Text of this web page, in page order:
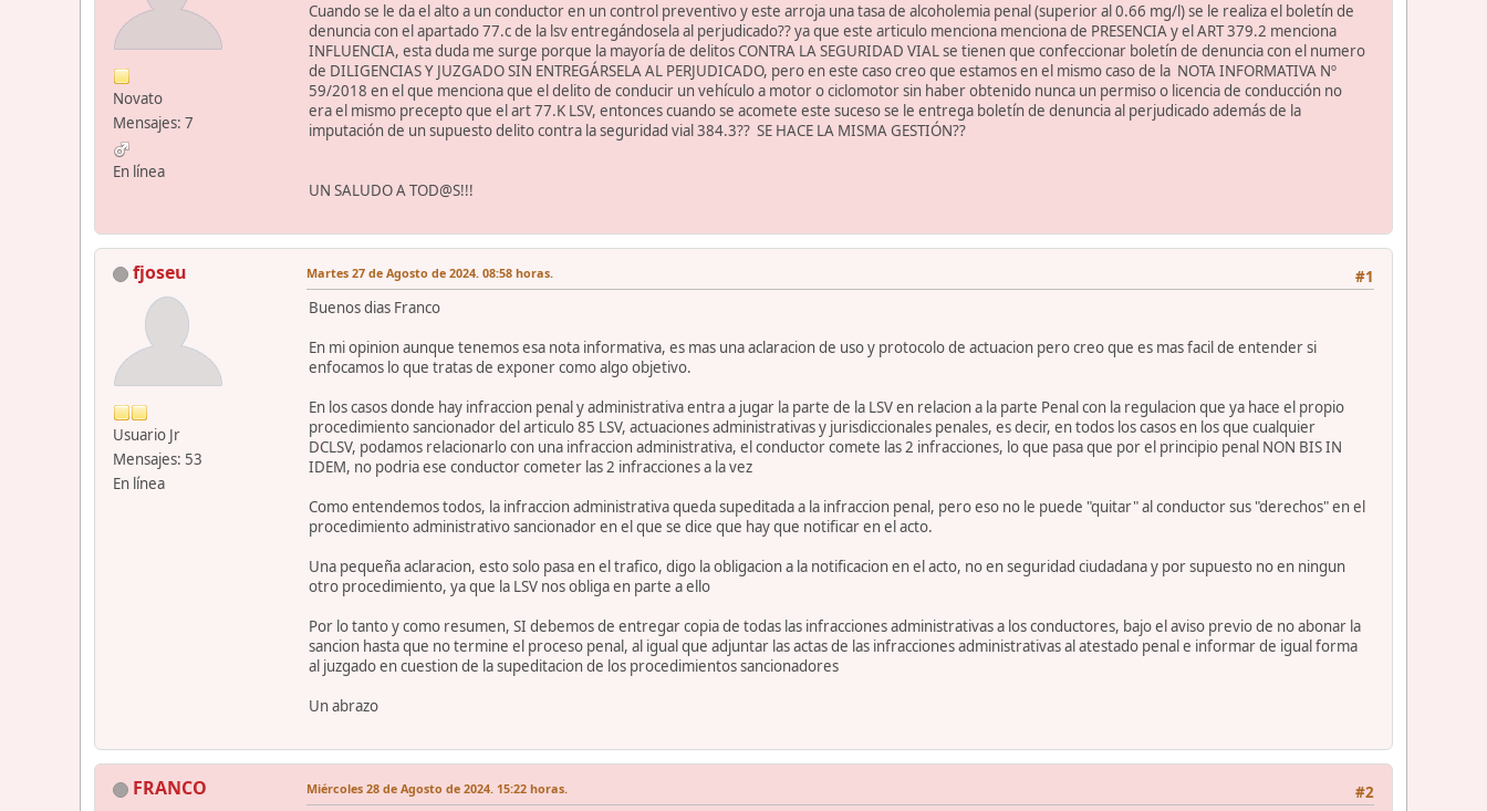
Novato
Mensajes: 7
En línea
Cuando se le da el alto a un conductor en un control preventivo y este arroja una tasa de alcoholemia penal (superior al 0.66 mg/l) se le realiza el boletín de
denuncia con el apartado 77.c de la lsv entregándosela al perjudicado?? ya que este articulo menciona menciona de PRESENCIA y el ART 379.2 menciona
INFLUENCIA, esta duda me surge porque la mayoría de delitos CONTRA LA SEGURIDAD VIAL se tienen que confeccionar boletín de denuncia con el numero
de DILIGENCIAS Y JUZGADO SIN ENTREGÁRSELA AL PERJUDICADO, pero en este caso creo que estamos en el mismo caso de la NOTA INFORMATIVA Nº
59/2018 en el que menciona que el delito de conducir un vehículo a motor o ciclomotor sin haber obtenido nunca un permiso o licencia de conducción no
era el mismo precepto que el art 77.K LSV, entonces cuando se acomete este suceso se le entrega boletín de denuncia al perjudicado además de la
imputación de un supuesto delito contra la seguridad vial 384.3?? SE HACE LA MISMA GESTIÓN??
UN SALUDO A TOD@S!!!
fjoseu
Usuario Jr
Mensajes: 53
En línea
#1
Martes 27 de Agosto de 2024. 08:58 horas.
Buenos dias Franco
En mi opinion aunque tenemos esa nota informativa, es mas una aclaracion de uso y protocolo de actuacion pero creo que es mas facil de entender si
enfocamos lo que tratas de exponer como algo objetivo.
En los casos donde hay infraccion penal y administrativa entra a jugar la parte de la LSV en relacion a la parte Penal con la regulacion que ya hace el propio
procedimiento sancionador del articulo 85 LSV, actuaciones administrativas y jurisdiccionales penales, es decir, en todos los casos en los que cualquier
DCLSV, podamos relacionarlo con una infraccion administrativa, el conductor comete las 2 infracciones, lo que pasa que por el principio penal NON BIS IN
IDEM, no podria ese conductor cometer las 2 infracciones a la vez
Como entendemos todos, la infraccion administrativa queda supeditada a la infraccion penal, pero eso no le puede "quitar" al conductor sus "derechos" en el
procedimiento administrativo sancionador en el que se dice que hay que notificar en el acto.
Una pequeña aclaracion, esto solo pasa en el trafico, digo la obligacion a la notificacion en el acto, no en seguridad ciudadana y por supuesto no en ningun
otro procedimiento, ya que la LSV nos obliga en parte a ello
Por lo tanto y como resumen, SI debemos de entregar copia de todas las infracciones administrativas a los conductores, bajo el aviso previo de no abonar la
sancion hasta que no termine el proceso penal, al igual que adjuntar las actas de las infracciones administrativas al atestado penal e informar de igual forma
al juzgado en cuestion de la supeditacion de los procedimientos sancionadores
Un abrazo
FRANCO #2
Miércoles 28 de Agosto de 2024. 15:22 horas.